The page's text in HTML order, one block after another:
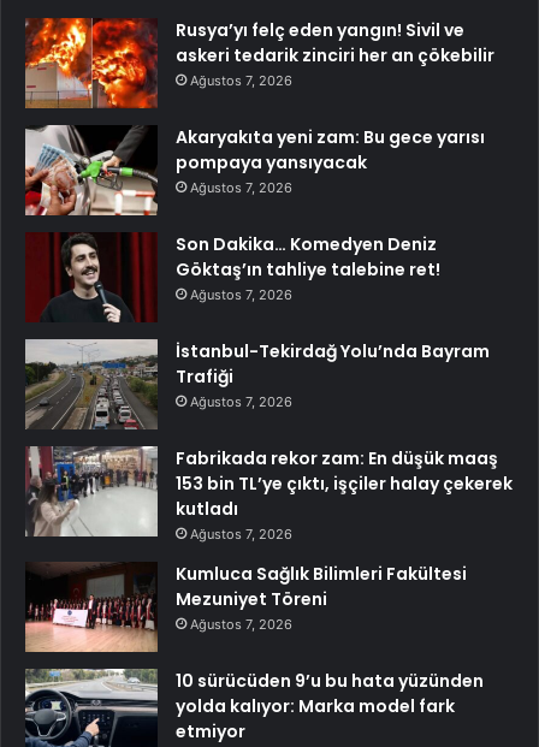
Rusya’yı felç eden yangın! Sivil ve
askeri tedarik zinciri her an çökebilir
Ağustos 7, 2026
Akaryakıta yeni zam: Bu gece yarısı
pompaya yansıyacak
Ağustos 7, 2026
Son Dakika… Komedyen Deniz
Göktaş’ın tahliye talebine ret!
Ağustos 7, 2026
İstanbul-Tekirdağ Yolu’nda Bayram
Trafiği
Ağustos 7, 2026
Fabrikada rekor zam: En düşük maaş
153 bin TL’ye çıktı, işçiler halay çekerek
kutladı
Ağustos 7, 2026
Kumluca Sağlık Bilimleri Fakültesi
Mezuniyet Töreni
Ağustos 7, 2026
10 sürücüden 9’u bu hata yüzünden
yolda kalıyor: Marka model fark
etmiyor